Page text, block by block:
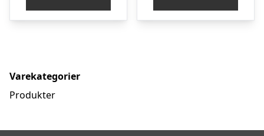
Varekategorier
Produkter